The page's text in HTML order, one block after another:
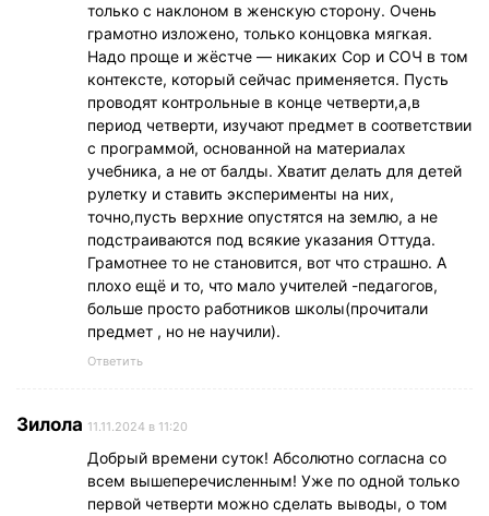
только с наклоном в женскую сторону. Очень
грамотно изложено, только концовка мягкая.
Надо проще и жёстче — никаких Сор и СОЧ в том
контексте, который сейчас применяется. Пусть
проводят контрольные в конце четверти,а,в
период четверти, изучают предмет в соответствии
с программой, основанной на материалах
учебника, а не от балды. Хватит делать для детей
рулетку и ставить эксперименты на них,
точно,пусть верхние опустятся на землю, а не
подстраиваются под всякие указания Оттуда.
Грамотнее то не становится, вот что страшно. А
плохо ещё и то, что мало учителей -педагогов,
больше просто работников школы(прочитали
предмет , но не научили).
Ответить
Зилола 11.11.2024 в 11:20
Добрый времени суток! Абсолютно согласна со
всем вышеперечисленным! Уже по одной только
первой четверти можно сделать выводы, о том